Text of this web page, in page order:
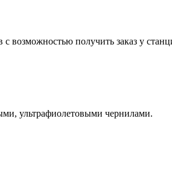
возможностью получить заказ у
ультрафиолетовыми чернилами.